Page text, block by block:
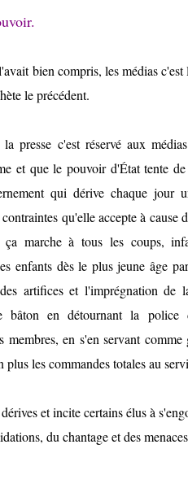
bien compris, les médias
le précédent.
la presse c'est réservé aux
et que le pouvoir d'État tente
qui dérive chaque jour
qu'elle accepte à
marche à tous les coups,
enfants dès le plus jeune âge
artifices et l'imprégnation de
bâton en détournant la
membres, en s'en servant
plus les commandes totales au
et incite certains élus à
du chantage et des